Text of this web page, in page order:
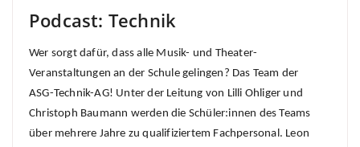
Podcast: Technik
Wer sorgt dafür, dass alle Musik- und Theater-
Veranstaltungen an der Schule gelingen? Das Team der
ASG-Technik-AG! Unter der Leitung von Lilli Ohliger und
Christoph Baumann werden die Schüler:innen des Teams
über mehrere Jahre zu qualifiziertem Fachpersonal. Leon